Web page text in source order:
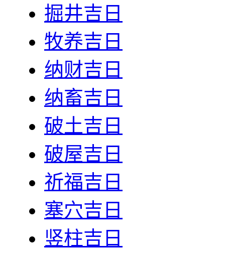
掘井吉日
牧养吉日
纳财吉日
纳畜吉日
破土吉日
破屋吉日
祈福吉日
塞穴吉日
竖柱吉日